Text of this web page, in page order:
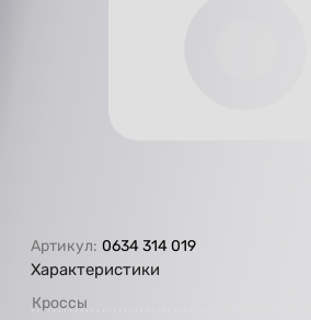
Артикул: 0634 314 019
Характеристики
Кроссы